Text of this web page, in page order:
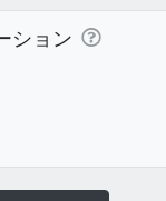
ション